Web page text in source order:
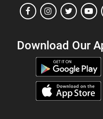
Download Our